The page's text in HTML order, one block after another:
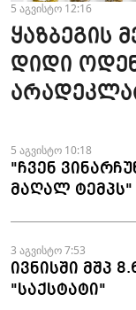
5 აგვისტო 12:16
ყაზბეგის
დიდი
ფაქტები
5 აგვისტო 10:18
"ჩვენ
მაღალ ტემპს"
3 აგვისტო 7:53
ივნისში მშპ
"საქსტატი"